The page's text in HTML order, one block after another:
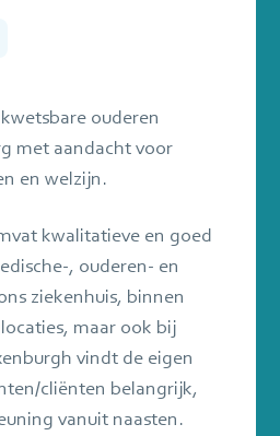
ouderen
met aandacht voor
en welzijn.
kwalitatieve en goed
, ouderen- en
ziekenhuis, binnen
maar ook bij
vindt de eigen
cliënten belangrijk,
vanuit naasten.